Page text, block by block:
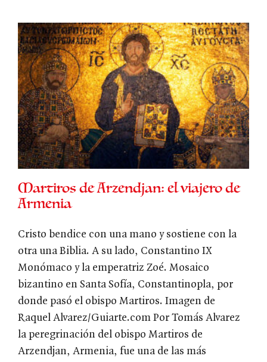
Martiros de Arzendjan: el viajero de
Armenia
Cristo bendice con una mano y sostiene con la
otra una Biblia. A su lado, Constantino IX
Monómaco y la emperatriz Zoé. Mosaico
bizantino en Santa Sofía, Constantinopla, por
donde pasó el obispo Martiros. Imagen de
Raquel Alvarez/Guiarte.com Por Tomás Alvarez
la peregrinación del obispo Martiros de
Arzendjan, Armenia, fue una de las más